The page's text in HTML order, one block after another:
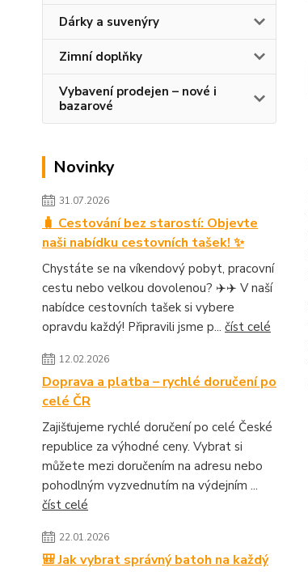
Dárky a suvenýry
Zimní doplňky
Vybavení prodejen – nové i
bazarové
Novinky
31.07.2026
🧳 Cestování bez starostí: Objevte
naši nabídku cestovních tašek! ✨
Chystáte se na víkendový pobyt, pracovní
cestu nebo velkou dovolenou? ✈️✈️ V naší
nabídce cestovních tašek si vybere
opravdu každý! Připravili jsme p... číst celé
12.02.2026
Doprava a platba – rychlé doručení po
celé ČR
Zajišťujeme rychlé doručení po celé České
republice za výhodné ceny. Vybrat si
můžete mezi doručením na adresu nebo
pohodlným vyzvednutím na výdejním ...
číst celé
22.01.2026
🎒 Jak vybrat správný batoh na každý